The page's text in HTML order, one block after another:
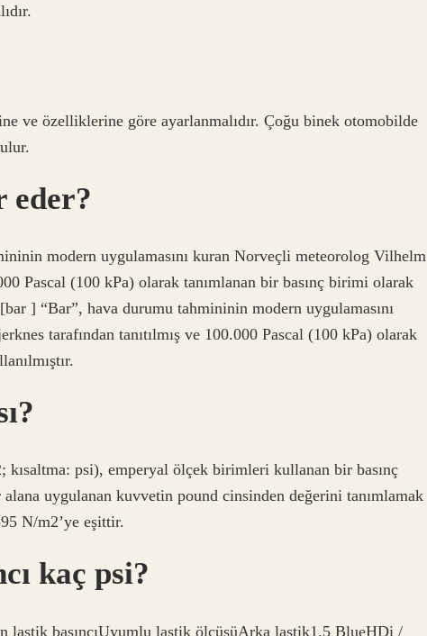
ve özelliklerine göre ayarlanmalıdır. Çoğu binek otomobilde
eder?
modern uygulamasını kuran Norveçli meteorolog Vilhelm
Pascal (100 kPa) olarak tanımlanan bir basınç birimi olarak
] “Bar”, hava durumu tahmininin modern uygulamasını
tarafından tanıtılmış ve 100.000 Pascal (100 kPa) olarak
kısaltma: psi), emperyal ölçek birimleri kullanan bir basınç
uygulanan kuvvetin pound cinsinden değerini tanımlamak
N/m2’ye eşittir.
kaç psi?
lastik basıncıUyumlu lastik ölçüsüArka lastik1.5 BlueHDi /